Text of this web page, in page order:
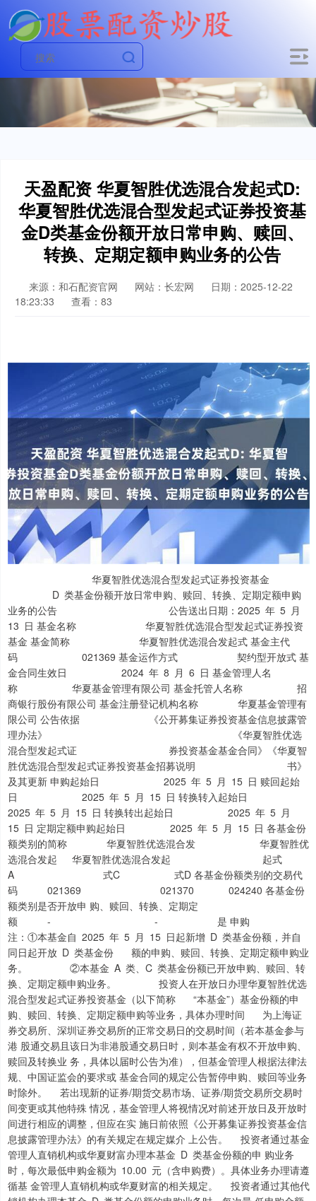
天盈配资 华夏智胜优选混合发起式D:
华夏智胜优选混合型发起式证券投资基
金D类基金份额开放日常申购、赎回、
转换、定期定额申购业务的公告
来源：和石配资官网 网站：长宏网
日期：2025-12-22
18:23:33
查看：83
华夏智胜优选混合型发起式证券投资基金
D 类基金份额开放日常申购、赎回、转换、定期定额申购
业务的公告 公告送出日期：2025 年 5 月
13 日 基金名称 华夏智胜优选混合型发起式证券投资
基金 基金简称 华夏智胜优选混合发起式 基金主代
码 021369 基金运作方式 契约型开放式 基
金合同生效日 2024 年 8 月 6 日 基金管理人名
称 华夏基金管理有限公司 基金托管人名称 招
商银行股份有限公司 基金注册登记机构名称 华夏基金管理有
限公司 公告依据 《公开募集证券投资基金信息披露管
理办法》 《华夏智胜优选
混合型发起式证 券投资基金基金合同》《华夏智
胜优选混合型发起式证券投资基金招募说明 书》
及其更新 申购起始日 2025 年 5 月 15 日 赎回起始
日 2025 年 5 月 15 日 转换转入起始日
2025 年 5 月 15 日 转换转出起始日 2025 年 5 月
15 日 定期定额申购起始日 2025 年 5 月 15 日 各基金份
额类别的简称 华夏智胜优选混合发 华夏智胜优
选混合发起 华夏智胜优选混合发起 起式
A 式C 式D 各基金份额类别的交易代
码 021369 021370 024240 各基金份
额类别是否开放申 购、赎回、转换、定期定
额 - - 是 申购
注：①本基金自 2025 年 5 月 15 日起新增 D 类基金份额，并自
同日起开放 D 类基金份 额的申购、赎回、转换、定期定额申购业
务。 ②本基金 A 类、C 类基金份额已开放申购、赎回、转
换、定期定额申购业务。 投资人在开放日办理华夏智胜优选
混合型发起式证券投资基金（以下简称 “本基金”）基金份额的申
购、赎回、转换、定期定额申购等业务，具体办理时间 为上海证
券交易所、深圳证券交易所的正常交易日的交易时间（若本基金参与
港 股通交易且该日为非港股通交易日时，则本基金有权不开放申购、
赎回及转换业 务，具体以届时公告为准），但基金管理人根据法律法
规、中国证监会的要求或 基金合同的规定公告暂停申购、赎回等业务
时除外。 若出现新的证券/期货交易市场、证券/期货交易所交易时
间变更或其他特殊 情况，基金管理人将视情况对前述开放日及开放时
间进行相应的调整，但应在实 施日前依照《公开募集证券投资基金信
息披露管理办法》的有关规定在规定媒介 上公告。 投资者通过基金
管理人直销机构或华夏财富办理本基金 D 类基金份额的申 购业务
时，每次最低申购金额为 10.00 元（含申购费）。具体业务办理请遵
循基 金管理人直销机构或华夏财富的相关规定。 投资者通过其他代